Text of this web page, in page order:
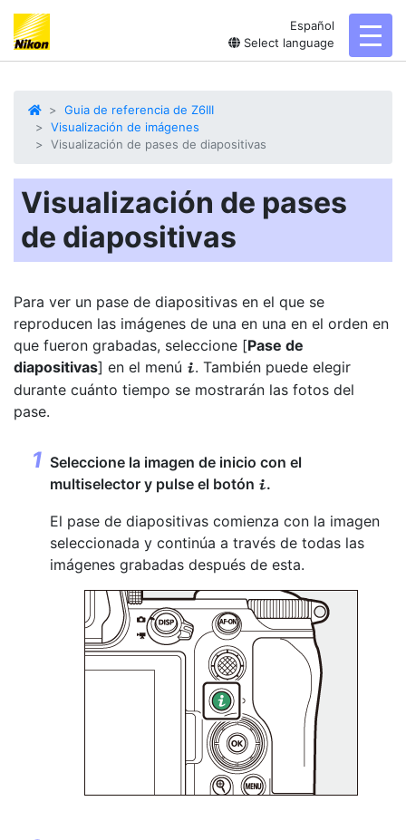
Español
Select language
Guia de referencia de Z6III
Visualización de imágenes
Visualización de pases de diapositivas
Visualización de pases
de diapositivas
Para ver un pase de diapositivas en el que se
reproducen las imágenes de una en una en el orden en
que fueron grabadas, seleccione [Pase de
diapositivas] en el menú i. También puede elegir
durante cuánto tiempo se mostrarán las fotos del
pase.
Seleccione la imagen de inicio con el
multiselector y pulse el botón i.
El pase de diapositivas comienza con la imagen
seleccionada y continúa a través de todas las
imágenes grabadas después de esta.